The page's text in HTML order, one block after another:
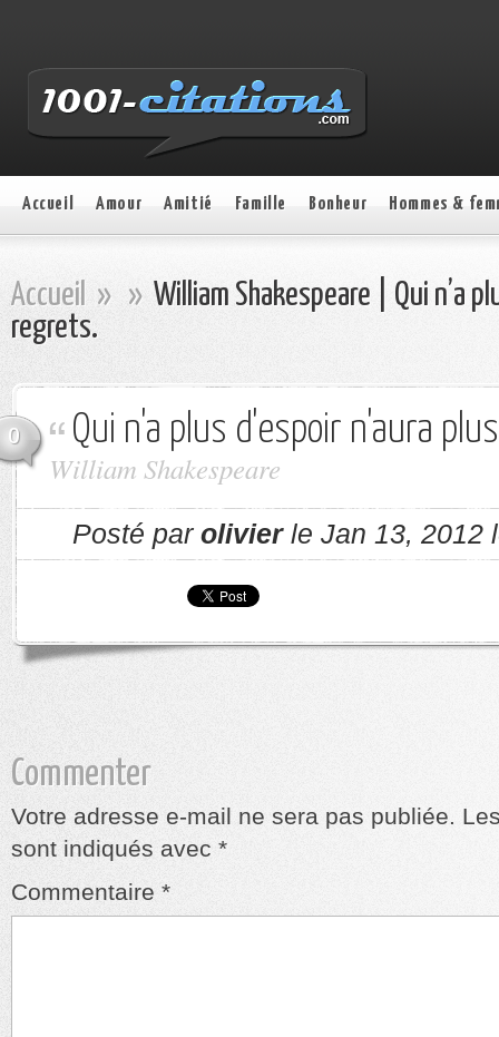
Accueil Amour Amitié Famille Bonheur Hommes &
Accueil » » William Shakespeare | Qui n’a
regrets.
0 Qui n'a plus d'espoir n'aura
William Shakespeare
Posté par olivierle Jan 13, 2012
Commenter
Votre adresse e-mail ne sera pas publiée.
sont indiqués avec *
Commentaire *